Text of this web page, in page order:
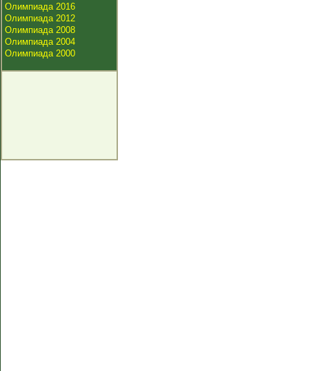
Олимпиада 2016
Олимпиада 2012
Олимпиада 2008
Олимпиада 2004
Олимпиада 2000